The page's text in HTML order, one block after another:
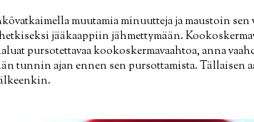
muutamia minuutteja ja maustoin
jääkaappiin jähmettymään.
pursotettavaa kookoskermavaahtoa, anna
tunnin ajan ennen sen pursottamista. Tällaisen